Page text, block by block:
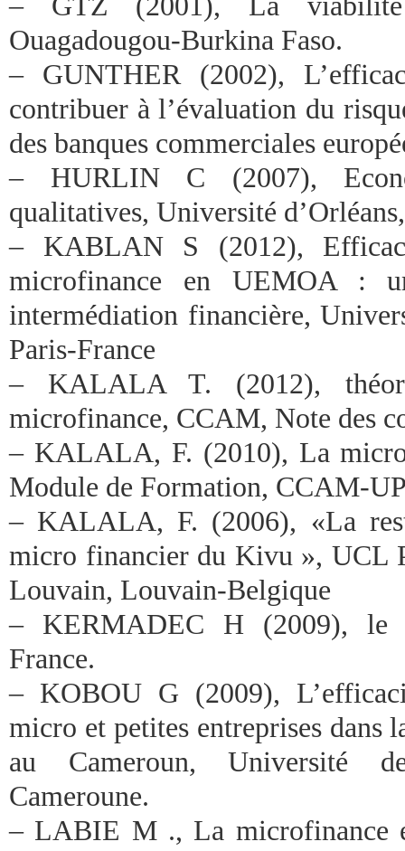
Ouagadougou-Burkina Faso.
– GUNTHER (2002),
contribuer à l’évaluation du
des banques commerciales
– HURLIN C (2007),
qualitatives, Université
– KABLAN S (2012),
microfinance en UEMOA :
intermédiation financière,
Paris-France
– KALALA T. (2012),
microfinance, CCAM, Note des
– KALALA, F. (2010), La
Module de Formation, CCAM-
– KALALA, F. (2006), «La
micro financier du Kivu », UCL
Louvain, Louvain-Belgique
– KERMADEC H (2009), le
France.
– KOBOU G (2009),
micro et petites entreprises dans
au Cameroun, Université
Cameroune.
– LABIE M ., La microfinance